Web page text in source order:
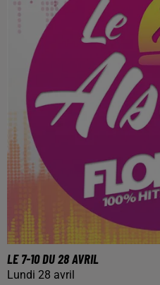
LE 7-10 DU 28 AVRIL
Lundi 28 avril